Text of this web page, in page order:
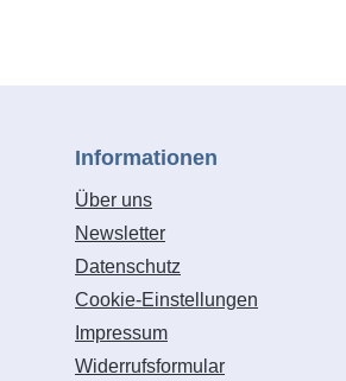
Informationen
Über uns
Newsletter
Datenschutz
Cookie-Einstellungen
Impressum
Widerrufsformular